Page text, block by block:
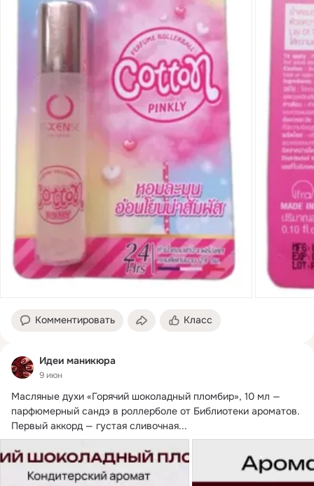
Комментировать Класс
Идеи маникюра
9 июн
Масляные духи «Горячий шоколадный пломбир», 10 мл —
парфюмерный сандэ в роллерболе от Библиотеки ароматов.
Первый аккорд — густая сливочная...